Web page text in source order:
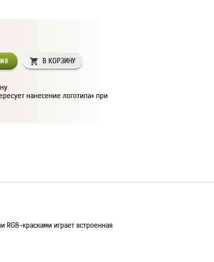
В КОРЗИНУ
нанесение логотипа» при
красками играет встроенная